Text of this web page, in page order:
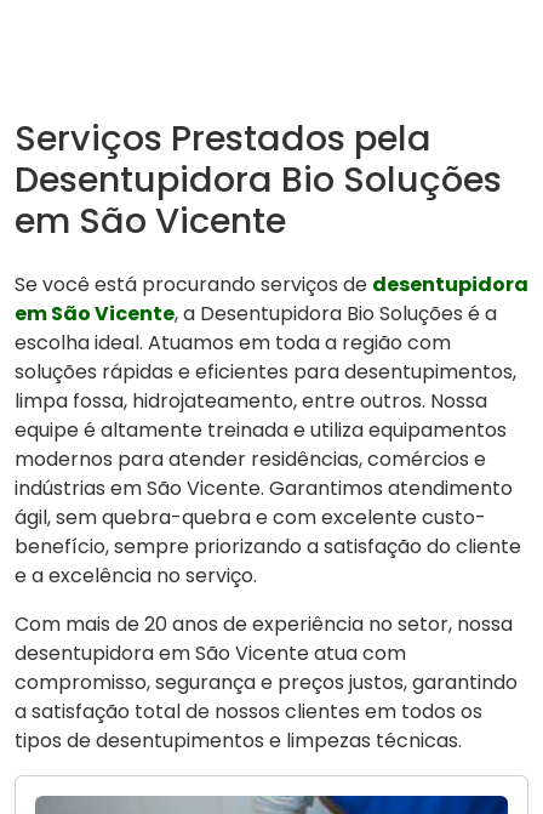
Serviços Prestados pela
Desentupidora Bio Soluções
em São Vicente
Se você está procurando serviços de desentupidora
em São Vicente, a Desentupidora Bio Soluções é a
escolha ideal. Atuamos em toda a região com
soluções rápidas e eficientes para desentupimentos,
limpa fossa, hidrojateamento, entre outros. Nossa
equipe é altamente treinada e utiliza equipamentos
modernos para atender residências, comércios e
indústrias em São Vicente. Garantimos atendimento
ágil, sem quebra-quebra e com excelente custo-
benefício, sempre priorizando a satisfação do cliente
e a excelência no serviço.
Com mais de 20 anos de experiência no setor, nossa
desentupidora em São Vicente atua com
compromisso, segurança e preços justos, garantindo
a satisfação total de nossos clientes em todos os
tipos de desentupimentos e limpezas técnicas.